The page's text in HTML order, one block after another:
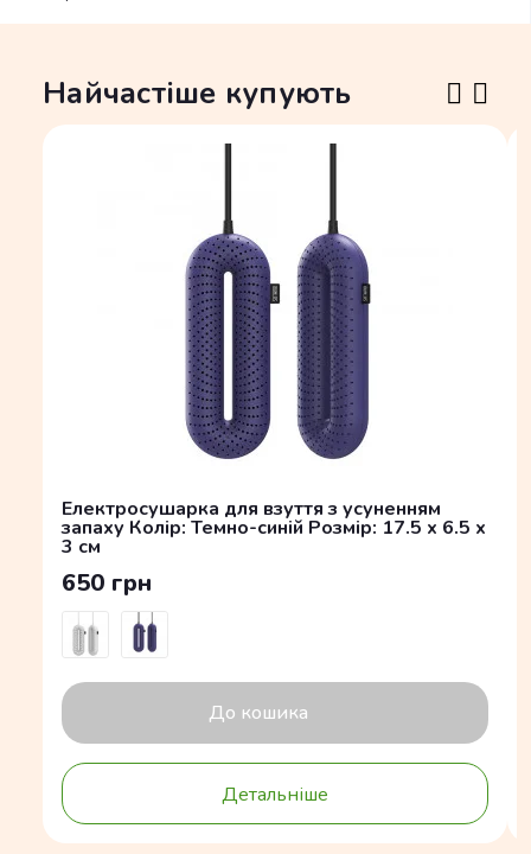
Найчастіше купують
Електросушарка для взуття з усуненням
запаху Колір: Темно-синій Розмір: 17.5 x 6.5 x
3 см
650 грн
До кошика
Детальніше